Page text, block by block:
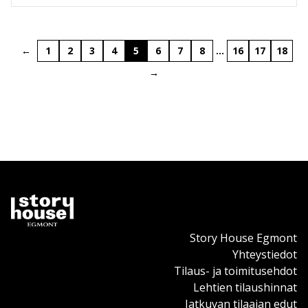
← 1 2 3 4 5 6 7 8 … 16 17
18
→
Story House Egmont
Yhteystiedot
Tilaus- ja toimitusehdot
Lehtien tilaushinnat
Jatkuvan tilaajan edut